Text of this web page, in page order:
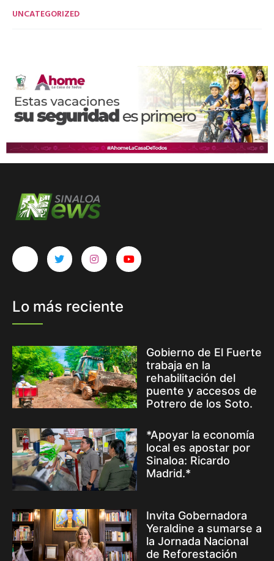
UNCATEGORIZED
Lo más reciente
Gobierno de El Fuerte
trabaja en la
rehabilitación del
puente y accesos de
Potrero de los Soto.
*Apoyar la economía
local es apostar por
Sinaloa: Ricardo
Madrid.*
Invita Gobernadora
Yeraldine a sumarse a
la Jornada Nacional
de Reforestación